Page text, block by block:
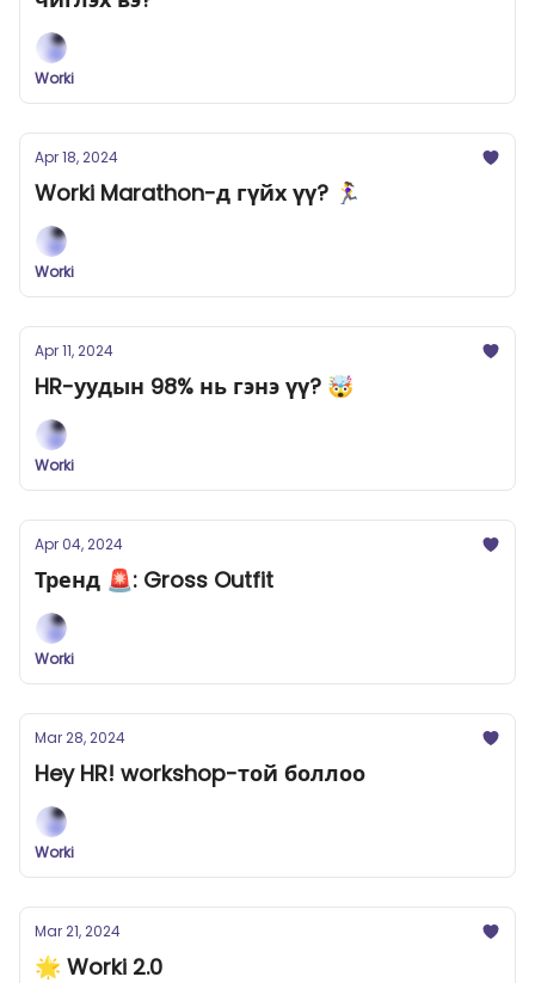
Worki
Apr 18, 2024
Worki Marathon-д гүйх үү? 🏃‍♀️
Worki
Apr 11, 2024
HR-уудын 98% нь гэнэ үү? 🤯
Worki
Apr 04, 2024
Тренд 🚨: Gross Outfit
Worki
Mar 28, 2024
Hey HR! workshop-той боллоо
Worki
Mar 21, 2024
🌟 Worki 2.0